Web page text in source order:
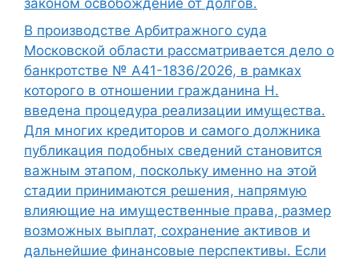
законом освобождение от долгов.
В производстве Арбитражного суда
Московской области рассматривается дело о
банкротстве № А41-1836/2026, в рамках
которого в отношении гражданина Н.
введена процедура реализации имущества.
Для многих кредиторов и самого должника
публикация подобных сведений становится
важным этапом, поскольку именно на этой
стадии принимаются решения, напрямую
влияющие на имущественные права, размер
возможных выплат, сохранение активов и
дальнейшие финансовые перспективы. Если